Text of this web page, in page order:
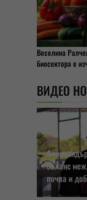
Веселина
биосектора е
ВИДЕО
баланс
почва и